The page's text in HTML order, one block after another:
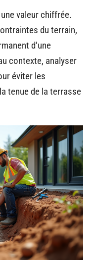
valeur chiffrée.
du terrain,
d’une
contexte, analyser
éviter les
tenue de la terrasse